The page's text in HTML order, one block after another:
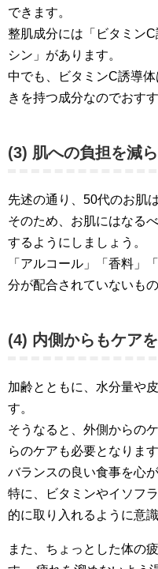
できます。
整肌成分には「ビタミン
シン」があります。
中でも、ビタミンC誘導
きを持つ成分なのでおすす
(3) 肌への負担を減
先述の通り、50代のお肌
そのため、お肌にはなる
するようにしましょう。
「アルコール」「香料」
分が配合されていないも
(4) 内側からもケア
加齢とともに、水分量や
す。
そうなると、外側からの
らのケアも必要となります
バランスの良い食事を心
特に、ビタミンやイソフ
的に取り入れるように意
また、ちょっとした体の